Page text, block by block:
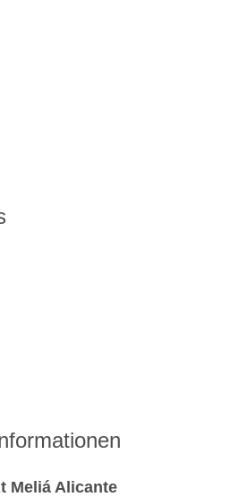
Meliá Alicante